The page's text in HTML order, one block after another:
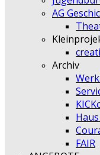
AG
Archiv
FAIR